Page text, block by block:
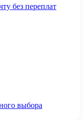
без переплат
выбора